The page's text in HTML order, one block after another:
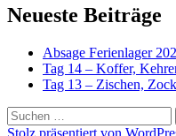
Neueste Beiträge
Absage Ferienlager
Tag 14 – Koffer,
Tag 13 – Zischen,
Suchen
nach:
Stolz präsentiert von